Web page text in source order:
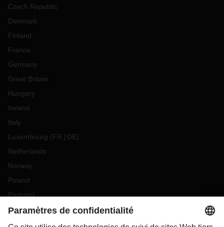
Czech Republic
Denmark
Finland
France
Germany
Great Britain
Hungary
Ireland
Italy
Luxembourg (FR DE)
Netherlands
Norway
Poland
Portugal
Romania
Slovakia